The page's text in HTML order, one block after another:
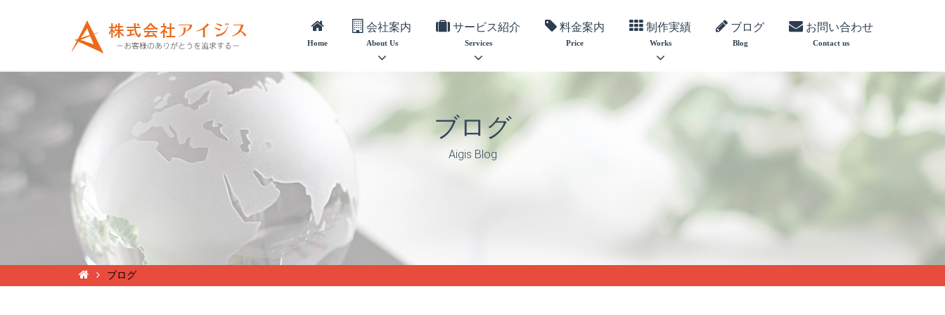
Home
会社案内
About Us
サービス紹介
Services
料金案内
Price
制作実績
Works
ブログ
Blog
お問い合わせ
Contact us
ブログ
Aigis Blog
ブログ